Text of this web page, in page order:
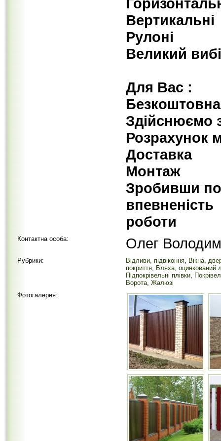
Вертикальні
Рулоні
Великий
Для Вас :
Безкоштовна
Здійснюємо
Розрахунок
Доставка
Зробивши
впевненість
роботи
Контактна особа: Олег
Рубрики: Відливи, підвіконня, Вікна,
покриття, Бляха, оцинкований
Підпокрівельні плівки,
Ворота, Жалюзі
Фотогалерея: